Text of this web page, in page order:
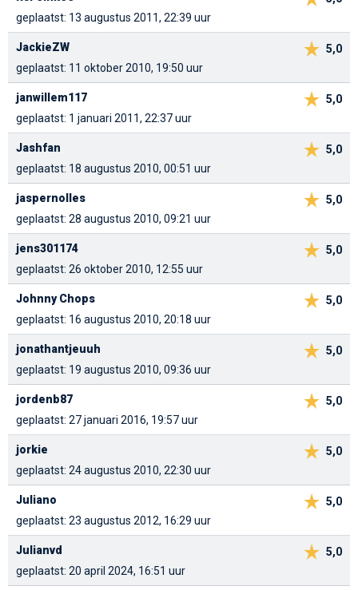
geplaatst: 13 augustus 2011, 22:39 uur
5,0
JackieZW
geplaatst: 11 oktober 2010, 19:50 uur
5,0
janwillem117
geplaatst: 1 januari 2011, 22:37 uur
5,0
Jashfan
geplaatst: 18 augustus 2010, 00:51 uur
5,0
jaspernolles
geplaatst: 28 augustus 2010, 09:21 uur
5,0
jens301174
geplaatst: 26 oktober 2010, 12:55 uur
5,0
Johnny Chops
geplaatst: 16 augustus 2010, 20:18 uur
5,0
jonathantjeuuh
geplaatst: 19 augustus 2010, 09:36 uur
5,0
jordenb87
geplaatst: 27 januari 2016, 19:57 uur
5,0
jorkie
geplaatst: 24 augustus 2010, 22:30 uur
5,0
Juliano
geplaatst: 23 augustus 2012, 16:29 uur
5,0
Julianvd
geplaatst: 20 april 2024, 16:51 uur